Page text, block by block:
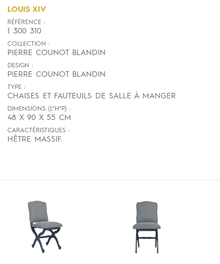
LOUIS XIV
RÉFÉRENCE :
1 300 310
COLLECTION :
PIERRE COUNOT BLANDIN
DESIGN :
PIERRE COUNOT BLANDIN
TYPE :
CHAISES ET FAUTEUILS DE SALLE À MANGER
DIMENSIONS (L*H*P) :
48 X 90 X 55 CM
CARACTÉRISTIQUES :
HÊTRE MASSIF.